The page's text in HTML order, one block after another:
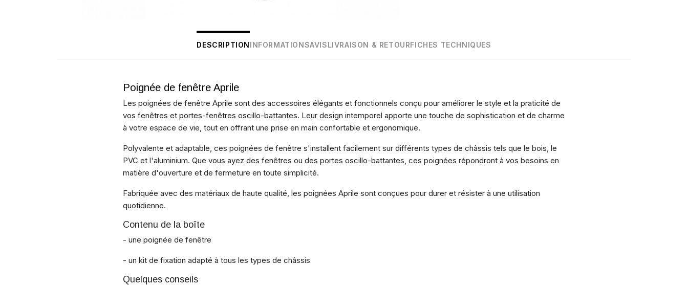
DESCRIPTIONINFORMATIONSAVISLIVRAISON & RETOURFICHES TECHNIQUES
Poignée de fenêtre Aprile
Les poignées de fenêtre Aprile sont des accessoires élégants et fonctionnels conçu pour améliorer le style et la praticité de
vos fenêtres et portes-fenêtres oscillo-battantes. Leur design intemporel apporte une touche de sophistication et de charme
à votre espace de vie, tout en offrant une prise en main confortable et ergonomique.
Polyvalente et adaptable, ces poignées de fenêtre s'installent facilement sur différents types de châssis tels que le bois, le
PVC et l'aluminium. Que vous ayez des fenêtres ou des portes oscillo-battantes, ces poignées répondront à vos besoins en
matière d'ouverture et de fermeture en toute simplicité.
Fabriquée avec des matériaux de haute qualité, les poignées Aprile sont conçues pour durer et résister à une utilisation
quotidienne.
Contenu de la boîte
- une poignée de fenêtre
- un kit de fixation adapté à tous les types de châssis
Quelques conseils